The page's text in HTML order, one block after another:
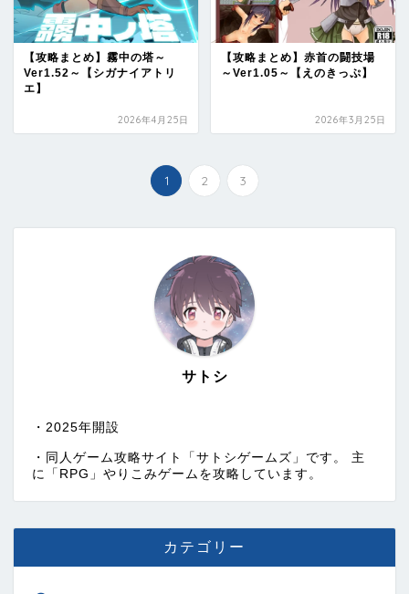
【攻略まとめ】霧中の塔～
Ver1.52～【シガナイアトリ
エ】
2026年4月25日
【攻略まとめ】赤首の闘技場
～Ver1.05～【えのきっぷ】
2026年3月25日
1 2 3
サトシ
・2025年開設
・同人ゲーム攻略サイト「サトシゲームズ」です。 主
に「RPG」やりこみゲームを攻略しています。
カテゴリー